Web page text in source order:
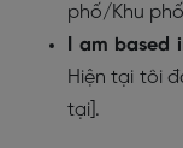
phố/Khu
I am
Hiện tại tôi
tại].